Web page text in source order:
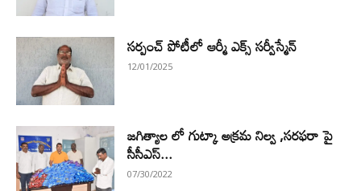
సర్పంచ్ పోటీలో ఆర్మీ ఎక్స్ సర్వీస్మేన్
12/01/2025
జగిత్యాల లో గుట్కా అక్రమ నిల్వ ,సరఫరా పై
సీసీఎస్...
07/30/2022